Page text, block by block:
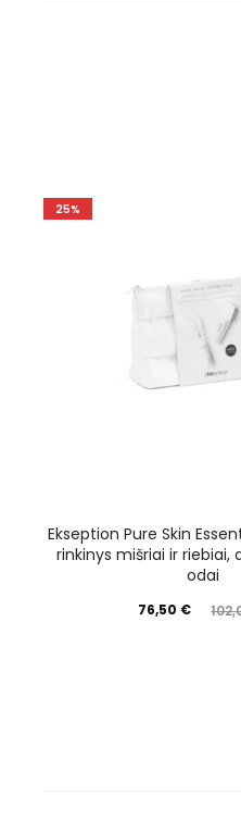
25%
Ekseption Pure Skin
rinkinys mišriai ir riebiai,
odai
76,50 €